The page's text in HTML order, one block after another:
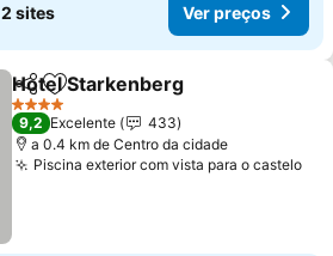
2 sites Ver preços
PartilharAdicionar aos favoritos
Hotel Starkenberg
4 Estrelas
9,2 Excelente
433
a 0.4 km de Centro da cidade
Piscina exterior com vista para o castelo